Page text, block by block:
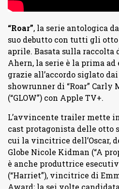
“Roar”, la serie antologica
suo debutto con tutti gli
aprile. Basata sulla raccolta
Ahern, la serie è la prima ad
grazie all’accordo siglato
showrunner di “Roar” Carly
(“GLOW”) con Apple TV+.
L’avvincente trailer mette
cast protagonista delle otto
cui la vincitrice dell’Oscar,
Globe Nicole Kidman (“A
è anche produttrice
(“Harriet”), vincitrice di
Award; la sei volte